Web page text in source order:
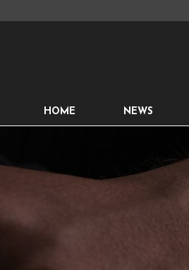
HOME NEWS